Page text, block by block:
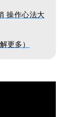
操作心法大
更多）